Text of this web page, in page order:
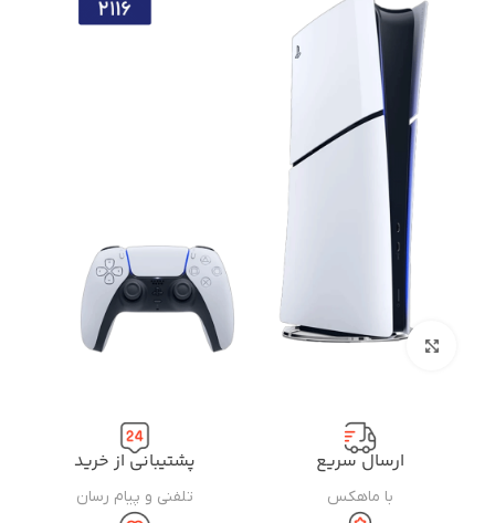
بزرگنمایی تصویر
ارسال سریع
با ماهکس
پشتیبانی از خرید
تلفنی و پیام رسان